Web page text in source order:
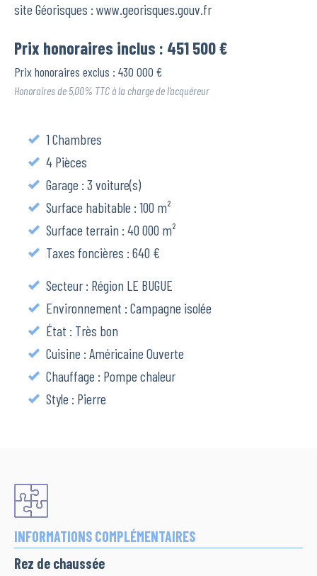
site Géorisques : www.georisques.gouv.fr
Prix honoraires inclus : 451 500 €
Prix honoraires exclus : 430 000 €
Honoraires de 5,00% TTC à la charge de l’acquéreur
1 Chambres
4 Pièces
Garage : 3 voiture(s)
Surface habitable : 100 m²
Surface terrain : 40 000 m²
Taxes foncières : 640 €
Secteur : Région LE BUGUE
Environnement : Campagne isolée
État : Très bon
Cuisine : Américaine Ouverte
Chauffage : Pompe chaleur
Style : Pierre
INFORMATIONS COMPLÉMENTAIRES
Rez de chaussée